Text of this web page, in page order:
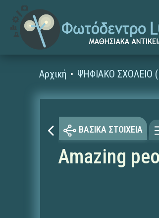
Αρχική
ΒΑΣΙΚΑ ΣΤΟΙΧΕΙΑ
Amazing